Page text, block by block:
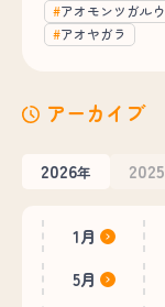
アオモンツガル
アオヤガラ
アーカイブ
2026年 2025
1月
5月